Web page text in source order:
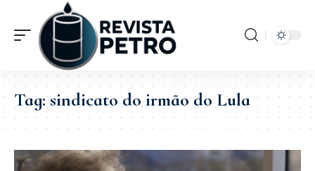
Tag:sindicato do irmão do Lula